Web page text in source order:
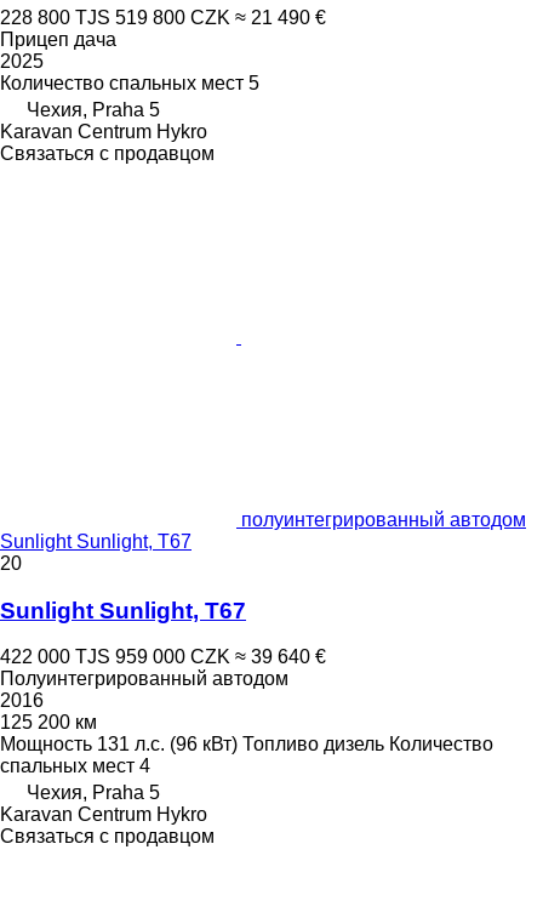
228 800 TJS 519 800 CZK ≈ 21 490 €
Прицеп дача
2025
Количество спальных мест 5
Чехия, Praha 5
Karavan Centrum Hykro
Связаться с продавцом
полуинтегрированный автодом
Sunlight Sunlight, T67
20
Sunlight Sunlight, T67
422 000 TJS 959 000 CZK ≈ 39 640 €
Полуинтегрированный автодом
2016
125 200 км
Мощность 131 л.с. (96 кВт) Топливо дизель Количество
спальных мест 4
Чехия, Praha 5
Karavan Centrum Hykro
Связаться с продавцом